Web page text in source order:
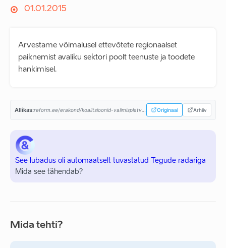
01.01.2015
Arvestame võimalusel ettevõtete regionaalset
paiknemist avaliku sektori poolt teenuste ja toodete
hankimisel.
Allikas: Originaal Arhiiv
See lubadus oli automaatselt tuvastatud Tegude radariga
Mida see tähendab?
Mida tehti?